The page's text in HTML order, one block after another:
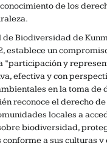
de los
de Biodiversidad de
establece un
“participación y
efectiva y con
en la toma de
reconoce el derecho
locales a
biodiversidad,
a sus culturas y